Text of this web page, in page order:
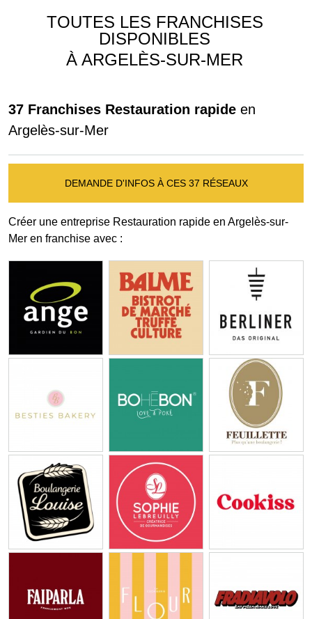
TOUTES LES FRANCHISES
DISPONIBLES
À ARGELÈS-SUR-MER
37 Franchises Restauration rapide en
Argelès-sur-Mer
DEMANDE D'INFOS À CES 37 RÉSEAUX
Créer une entreprise Restauration rapide en Argelès-sur-
Mer en franchise avec :